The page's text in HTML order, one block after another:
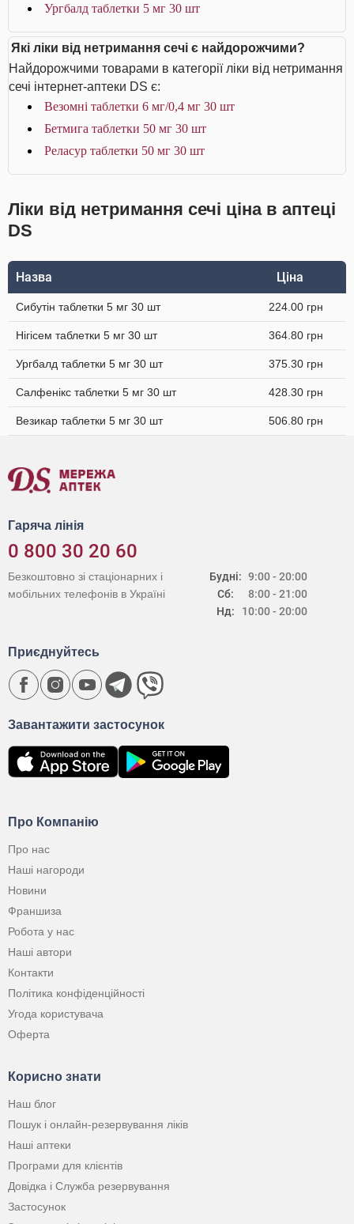
Ургбалд таблетки 5 мг 30 шт
Які ліки від нетримання сечі є найдорожчими?
Найдорожчими товарами в категорії ліки від нетримання
сечі інтернет-аптеки DS є:
Везомні таблетки 6 мг/0,4 мг 30 шт
Бетмига таблетки 50 мг 30 шт
Реласур таблетки 50 мг 30 шт
Ліки від нетримання сечі ціна в аптеці
DS
Назва Ціна
Сибутін таблетки 5 мг 30 шт 224.00 грн
Нігісем таблетки 5 мг 30 шт 364.80 грн
Ургбалд таблетки 5 мг 30 шт 375.30 грн
Салфенікс таблетки 5 мг 30 шт 428.30 грн
Везикар таблетки 5 мг 30 шт 506.80 грн
Гаряча лінія
0 800 30 20 60
Будні:
Сб:
Нд:
9:00 - 20:00
8:00 - 21:00
10:00 - 20:00
Безкоштовно зі стаціонарних і
мобільних телефонів в Україні
Про Компанію
Про нас
Наші нагороди
Новини
Франшиза
Робота у нас
Наші автори
Контакти
Політика конфіденційності
Угода користувача
Оферта
Корисно знати
Наш блог
Пошук і онлайн-резервування ліків
Наші аптеки
Програми для клієнтів
Довідка і Служба резервування
Застосунок
Завантажити застосунок
Приєднуйтесь